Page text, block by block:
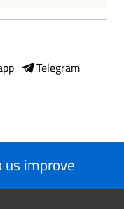
Telegram
us improve